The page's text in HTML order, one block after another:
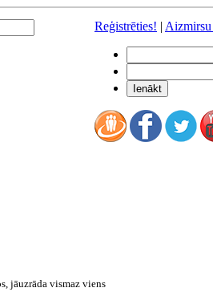
Reģistrēties! |
jāuzrāda vismaz viens